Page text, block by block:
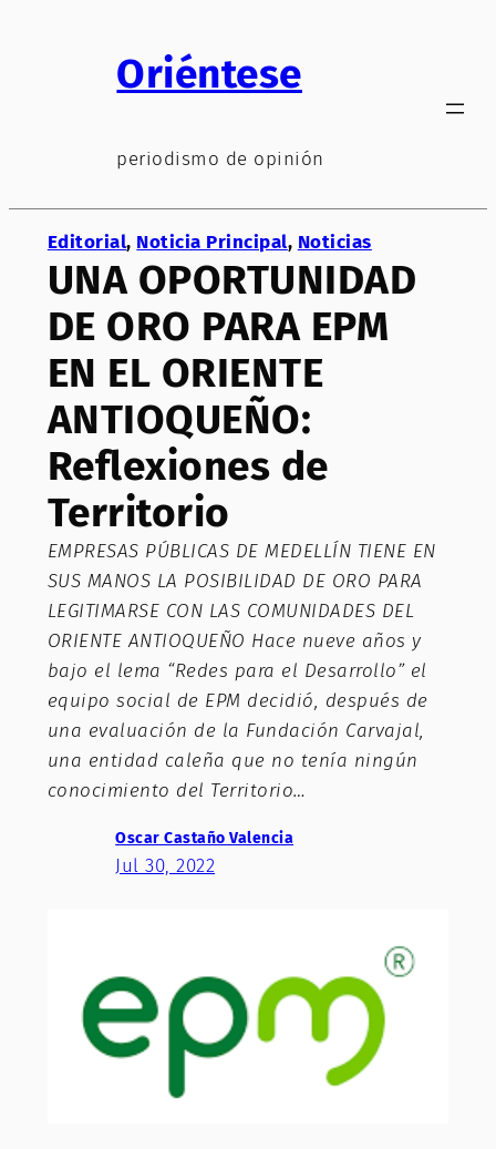
Oriéntese
periodismo de opinión
Editorial, Noticia Principal, Noticias
UNA OPORTUNIDAD
DE ORO PARA EPM
EN EL ORIENTE
ANTIOQUEÑO:
Reflexiones de
Territorio
EMPRESAS PÚBLICAS DE MEDELLÍN TIENE EN
SUS MANOS LA POSIBILIDAD DE ORO PARA
LEGITIMARSE CON LAS COMUNIDADES DEL
ORIENTE ANTIOQUEÑO Hace nueve años y
bajo el lema “Redes para el Desarrollo” el
equipo social de EPM decidió, después de
una evaluación de la Fundación Carvajal,
una entidad caleña que no tenía ningún
conocimiento del Territorio…
Oscar Castaño Valencia
Jul 30, 2022